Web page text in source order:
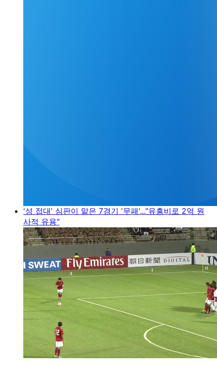
'성 접대' 심판이 맡은 7경기 '무패'..."유흥비로 2억 원
사적 유용"